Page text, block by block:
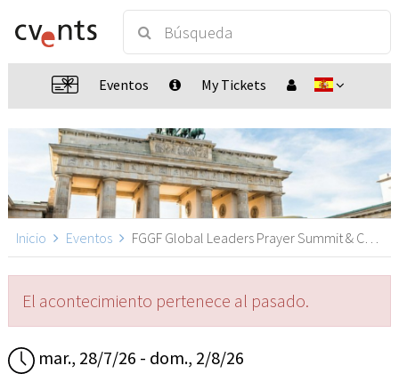
Eventos My Tickets
Inicio Eventos FGGF Global Leaders Prayer Summit & Conference, Berlin
El acontecimiento pertenece al pasado.
mar., 28/7/26 - dom., 2/8/26